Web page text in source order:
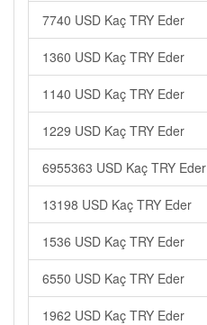
7740 USD Kaç TRY Eder
1360 USD Kaç TRY Eder
1140 USD Kaç TRY Eder
1229 USD Kaç TRY Eder
6955363 USD Kaç TRY Eder
13198 USD Kaç TRY Eder
1536 USD Kaç TRY Eder
6550 USD Kaç TRY Eder
1962 USD Kaç TRY Eder